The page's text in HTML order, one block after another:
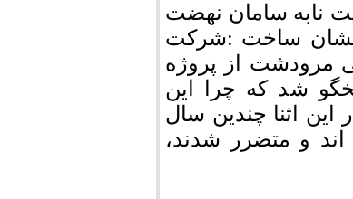
نابه سامان نهضت
ساخت :شرکت
مرودشت از پروژه
شد که چرا این
اثنا چندین سال
و متضرر شدند،